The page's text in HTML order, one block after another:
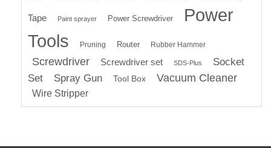
Tape Paint sprayer Power Screwdriver
Power
Tools
Pruning Router Rubber Hammer
Screwdriver Screwdriver set SDS-Plus
Socket
Set
Spray Gun Tool Box Vacuum Cleaner
Wire Stripper